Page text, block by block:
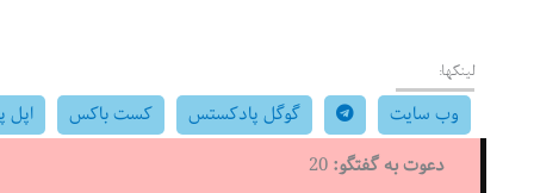
لینکها:
وب سایت گوگل پادکستس کست باکس
اپل
دعوت به گفتگو:20